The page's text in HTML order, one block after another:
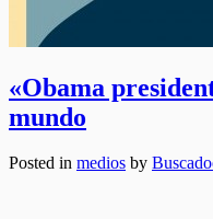
«Obama
mundo
Posted in medios by